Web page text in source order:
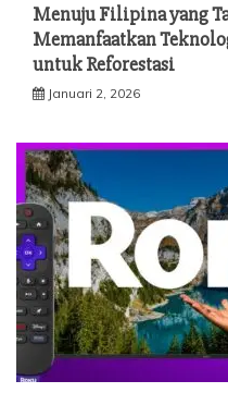
Menuju Filipina yang
Memanfaatkan
untuk Reforestasi
Januari 2, 2026